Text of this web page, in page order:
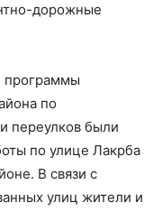
дорожные
программы
по
переулков были
по улице Лакрба
В связи с
улиц жители и